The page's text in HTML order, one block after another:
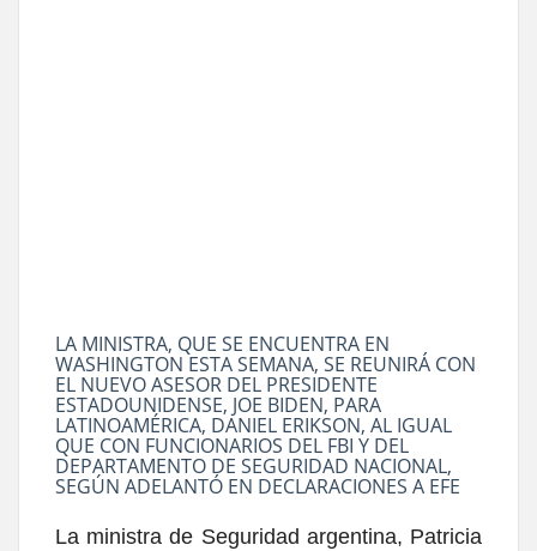
LA MINISTRA, QUE SE ENCUENTRA EN
WASHINGTON ESTA SEMANA, SE REUNIRÁ CON
EL NUEVO ASESOR DEL PRESIDENTE
ESTADOUNIDENSE, JOE BIDEN, PARA
LATINOAMÉRICA, DANIEL ERIKSON, AL IGUAL
QUE CON FUNCIONARIOS DEL FBI Y DEL
DEPARTAMENTO DE SEGURIDAD NACIONAL,
SEGÚN ADELANTÓ EN DECLARACIONES A EFE
La ministra de Seguridad argentina, Patricia